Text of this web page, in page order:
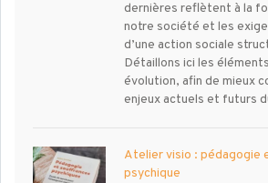
dernières reflètent à la
notre société et les
d’une action sociale
Détaillons ici les
évolution, afin de mieux
enjeux actuels et futurs
Atelier visio : pédagogie
psychique